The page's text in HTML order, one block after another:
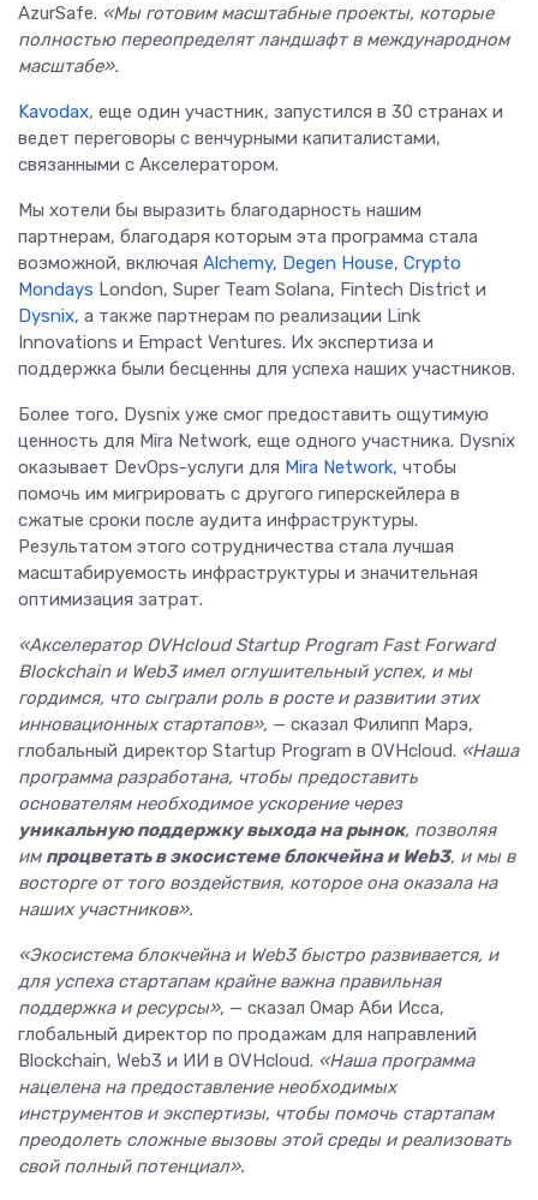
AzurSafe. «Мы готовим масштабные проекты, которые
полностью переопределят ландшафт в международном
масштабе».
Kavodax, еще один участник, запустился в 30 странах и
ведет переговоры с венчурными капиталистами,
связанными с Акселератором.
Мы хотели бы выразить благодарность нашим
партнерам, благодаря которым эта программа стала
возможной, включая Alchemy, Degen House, Crypto
Mondays London, Super Team Solana, Fintech District и
Dysnix, а также партнерам по реализации Link
Innovations и Empact Ventures. Их экспертиза и
поддержка были бесценны для успеха наших участников.
Более того, Dysnix уже смог предоставить ощутимую
ценность для Mira Network, еще одного участника. Dysnix
оказывает DevOps-услуги для Mira Network, чтобы
помочь им мигрировать с другого гиперскейлера в
сжатые сроки после аудита инфраструктуры.
Результатом этого сотрудничества стала лучшая
масштабируемость инфраструктуры и значительная
оптимизация затрат.
«Акселератор OVHcloud Startup Program Fast Forward
Blockchain и Web3 имел оглушительный успех, и мы
гордимся, что сыграли роль в росте и развитии этих
инновационных стартапов», — сказал Филипп Марэ,
глобальный директор Startup Program в OVHcloud. «Наша
программа разработана, чтобы предоставить
основателям необходимое ускорение через
уникальную поддержку выхода на рынок, позволяя
им процветать в экосистеме блокчейна и Web3, и мы в
восторге от того воздействия, которое она оказала на
наших участников».
«Экосистема блокчейна и Web3 быстро развивается, и
для успеха стартапам крайне важна правильная
поддержка и ресурсы», — сказал Омар Аби Исса,
глобальный директор по продажам для направлений
Blockchain, Web3 и ИИ в OVHcloud. «Наша программа
нацелена на предоставление необходимых
инструментов и экспертизы, чтобы помочь стартапам
преодолеть сложные вызовы этой среды и реализовать
свой полный потенциал».